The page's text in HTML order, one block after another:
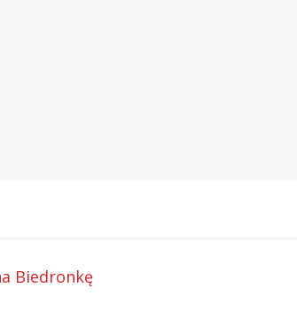
Biedronkę